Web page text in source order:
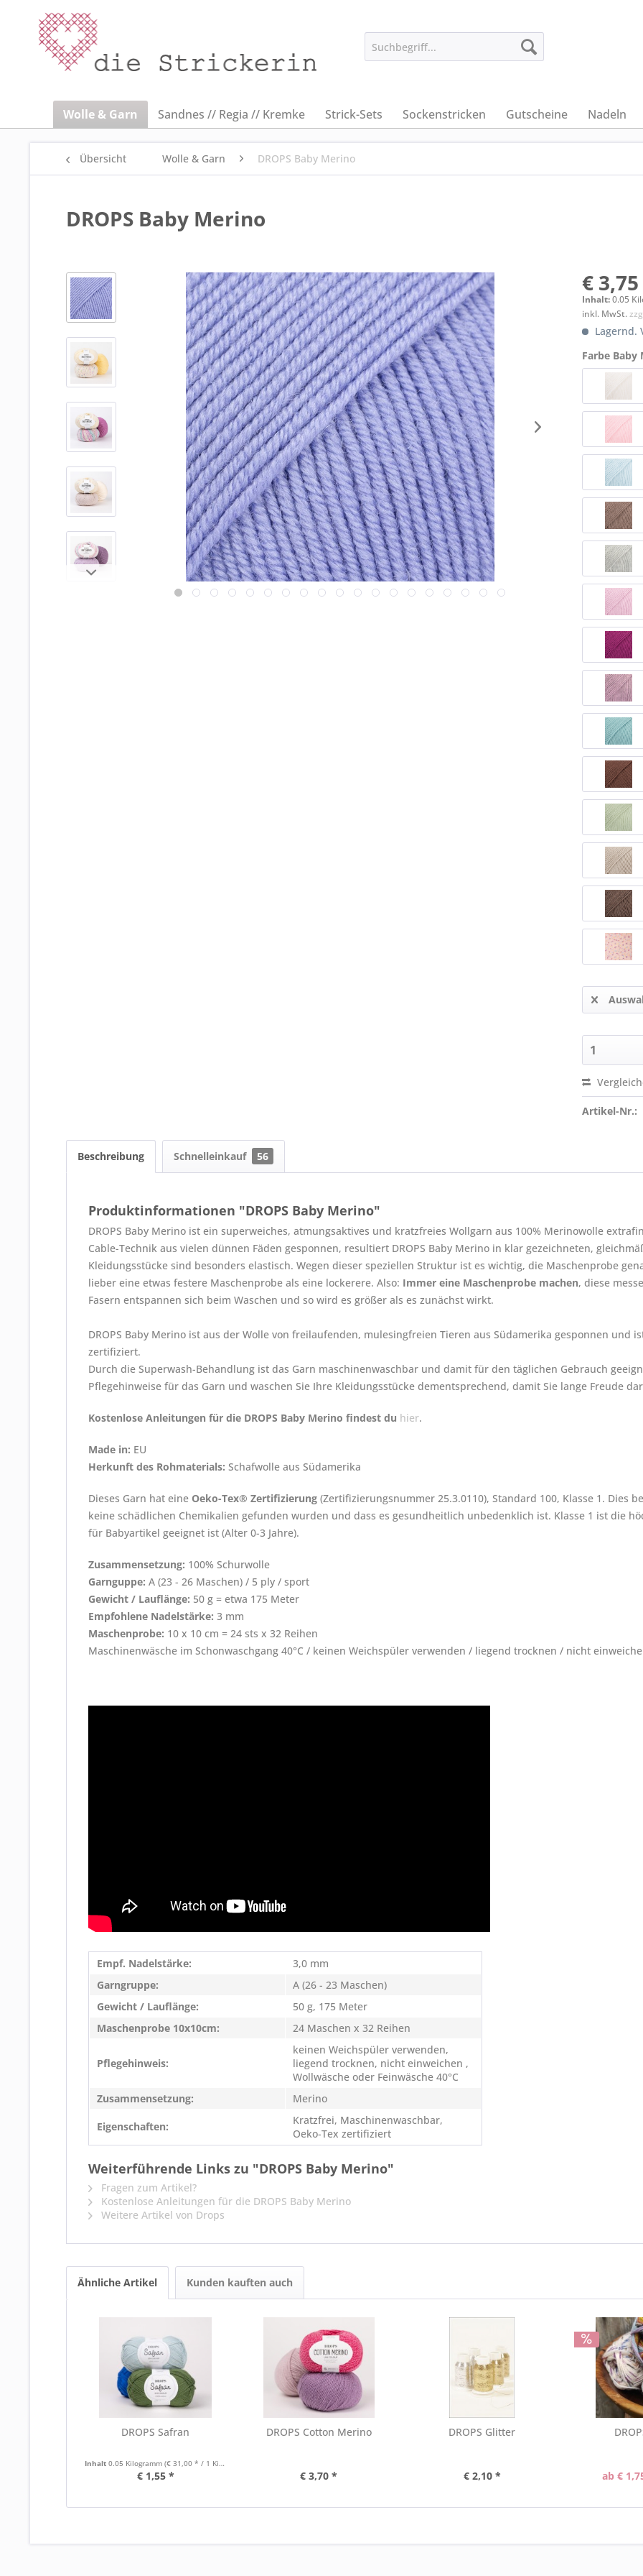
Wolle & Garn Sandnes // Regia // Kremke Strick-Sets Sockenstricken Gutscheine Nadeln
Übersicht Wolle & Garn DROPS Baby Merino
DROPS Baby Merino
€
Inhalt:0.05
inkl. MwSt.
Lagernd.
Farbe Baby
Artikel-Nr.:
Beschreibung Schnelleinkauf 56
Produktinformationen "DROPS Baby Merino"
DROPS Baby Merino ist ein superweiches, atmungsaktives und kratzfreies Wollgarn aus 100% Merinowolle
Cable-Technik aus vielen dünnen Fäden gesponnen, resultiert DROPS Baby Merino in klar gezeichneten,
Kleidungsstücke sind besonders elastisch. Wegen dieser speziellen Struktur ist es wichtig, die Maschenprobe
lieber eine etwas festere Maschenprobe als eine lockerere. Also: Immer eine Maschenprobe machen, diese
Fasern entspannen sich beim Waschen und so wird es größer als es zunächst wirkt.
DROPS Baby Merino ist aus der Wolle von freilaufenden, mulesingfreien Tieren aus Südamerika gesponnen und
zertifiziert.
Durch die Superwash-Behandlung ist das Garn maschinenwaschbar und damit für den täglichen Gebrauch
Pflegehinweise für das Garn und waschen Sie Ihre Kleidungsstücke dementsprechend, damit Sie lange Freude
Kostenlose Anleitungen für die DROPS Baby Merino findest du hier.
Made in: EU
Herkunft des Rohmaterials: Schafwolle aus Südamerika
Dieses Garn hat eine Oeko-Tex® Zertifizierung (Zertifizierungsnummer 25.3.0110), Standard 100, Klasse 1. Dies
keine schädlichen Chemikalien gefunden wurden und dass es gesundheitlich unbedenklich ist. Klasse 1 ist die
für Babyartikel geeignet ist (Alter 0-3 Jahre).
Zusammensetzung: 100% Schurwolle
Garnguppe: A (23 - 26 Maschen) / 5 ply / sport
Gewicht / Lauflänge: 50 g = etwa 175 Meter
Empfohlene Nadelstärke: 3 mm
Maschenprobe: 10 x 10 cm = 24 sts x 32 Reihen
Maschinenwäsche im Schonwaschgang 40°C / keinen Weichspüler verwenden / liegend trocknen / nicht
Empf. Nadelstärke:
3,0 mm
Garngruppe:
A (26 - 23 Maschen)
Gewicht / Lauflänge:
50 g, 175 Meter
Maschenprobe 10x10cm:
24 Maschen x 32 Reihen
Pflegehinweis:
keinen Weichspüler verwenden,
liegend trocknen, nicht einweichen ,
Wollwäsche oder Feinwäsche 40°C
Zusammensetzung:
Merino
Eigenschaften:
Kratzfrei, Maschinenwaschbar,
Oeko-Tex zertifiziert
Weiterführende Links zu "DROPS Baby Merino"
Fragen zum Artikel?
Kostenlose Anleitungen für die DROPS Baby Merino
Weitere Artikel von Drops
Ähnliche Artikel Kunden kauften auch
DROPS Safran
Inhalt 0.05 Kilogramm (€ 31,00 * / 1 Kilogramm)
€ 1,55 *
DROPS Cotton Merino
€ 3,70 *
DROPS Glitter
€ 2,10 * ab €